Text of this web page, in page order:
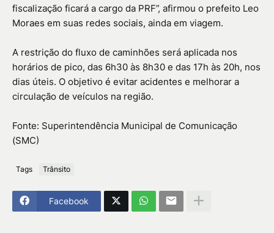
fiscalização ficará a cargo da PRF”, afirmou o prefeito Leo
Moraes em suas redes sociais, ainda em viagem.
A restrição do fluxo de caminhões será aplicada nos
horários de pico, das 6h30 às 8h30 e das 17h às 20h, nos
dias úteis. O objetivo é evitar acidentes e melhorar a
circulação de veículos na região.
Fonte: Superintendência Municipal de Comunicação
(SMC)
Tags Trânsito
Facebook